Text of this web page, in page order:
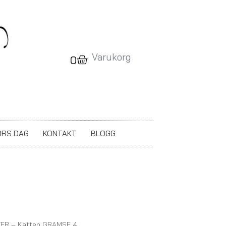
0
Varukorg
Varukorg
DAG KONTAKT BLOGG